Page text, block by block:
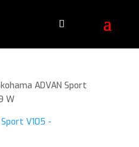
ADVAN Sport
W